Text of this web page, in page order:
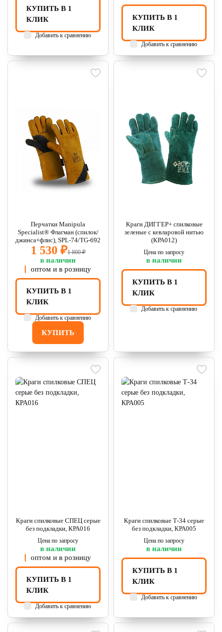
КУПИТЬ В 1
КЛИК
Добавить к сравнению
КУПИТЬ В 1
КЛИК
Добавить к сравнению
Перчатки Manipula
Specialist® Флагман (спилок/
джинса+флис), SPL-74/TG-692
1 530 ₽1 800 ₽
в наличии
оптом и в розницу
КУПИТЬ
КУПИТЬ В 1
КЛИК
Добавить к сравнению
Краги ДИГГЕР+ спилковые
зеленые с кевларовой нитью
(КРА012)
Цена по запросу
в наличии
КУПИТЬ В 1
КЛИК
Добавить к сравнению
Краги спилковые СПЕЦ серые
без подкладки, КРА016
Цена по запросу
в наличии
оптом и в розницу
КУПИТЬ В 1
КЛИК
Добавить к сравнению
Краги спилковые Т-34 серые
без подкладки, КРА005
Цена по запросу
в наличии
КУПИТЬ В 1
КЛИК
Добавить к сравнению